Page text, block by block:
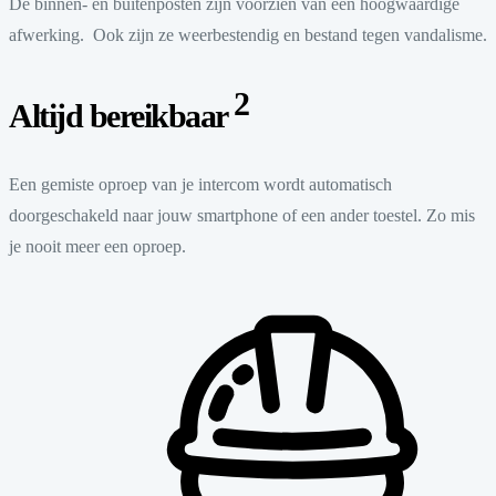
De binnen- en buitenposten zijn voorzien van een hoogwaardige
afwerking. Ook zijn ze weerbestendig en bestand tegen vandalisme.
Altijd bereikbaar2
Een gemiste oproep van je intercom wordt automatisch
doorgeschakeld naar jouw smartphone of een ander toestel. Zo mis
je nooit meer een oproep.